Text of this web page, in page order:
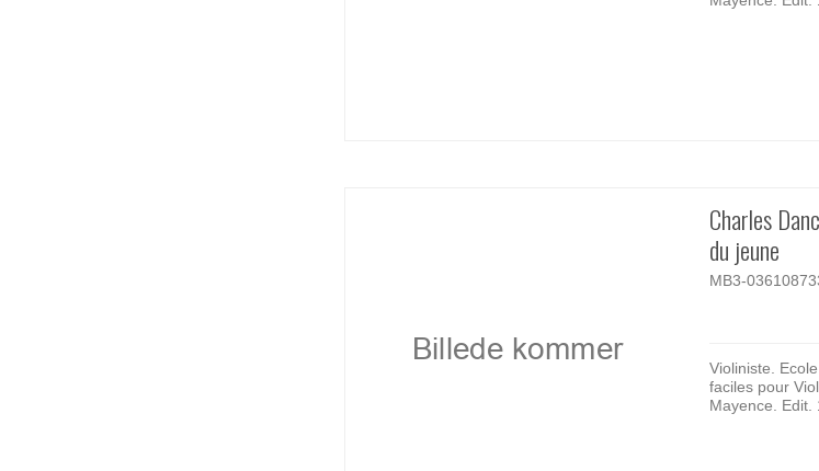
Charles
du jeune
MB3-
Violiniste.
faciles pour
Mayence. Edit.